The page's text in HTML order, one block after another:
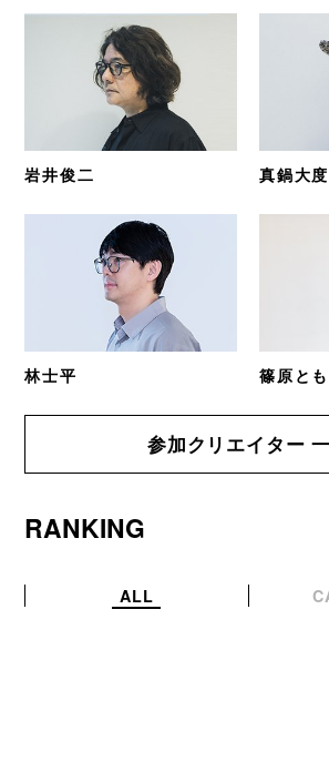
岩井俊二 真鍋大度
林士平 篠原とも
参加クリエイター
RANKING
ALL